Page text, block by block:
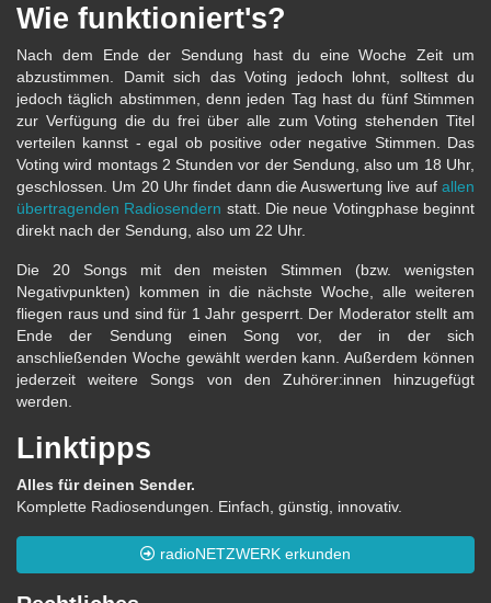
Wie funktioniert's?
Nach dem Ende der Sendung hast du eine Woche Zeit um
abzustimmen. Damit sich das Voting jedoch lohnt, solltest du
jedoch täglich abstimmen, denn jeden Tag hast du fünf Stimmen
zur Verfügung die du frei über alle zum Voting stehenden Titel
verteilen kannst - egal ob positive oder negative Stimmen. Das
Voting wird montags 2 Stunden vor der Sendung, also um 18 Uhr,
geschlossen. Um 20 Uhr findet dann die Auswertung live auf allen
übertragenden Radiosendern statt. Die neue Votingphase beginnt
direkt nach der Sendung, also um 22 Uhr.
Die 20 Songs mit den meisten Stimmen (bzw. wenigsten
Negativpunkten) kommen in die nächste Woche, alle weiteren
fliegen raus und sind für 1 Jahr gesperrt. Der Moderator stellt am
Ende der Sendung einen Song vor, der in der sich
anschließenden Woche gewählt werden kann. Außerdem können
jederzeit weitere Songs von den Zuhörer:innen hinzugefügt
werden.
Linktipps
Alles für deinen Sender.
Komplette Radiosendungen. Einfach, günstig, innovativ.
radioNETZWERK erkunden